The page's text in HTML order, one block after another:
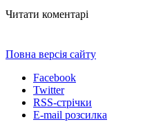
Читати коментарі
Повна версія сайту
Facebook
Twitter
RSS-стрічки
E-mail розсилка